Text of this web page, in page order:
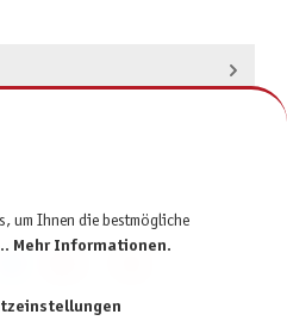
um Ihnen die bestmögliche
Mehr Informationen.